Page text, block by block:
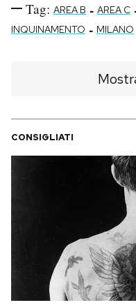
Tag: AREA B - AREA C
INQUINAMENTO - MILANO
CONSIGLIATI